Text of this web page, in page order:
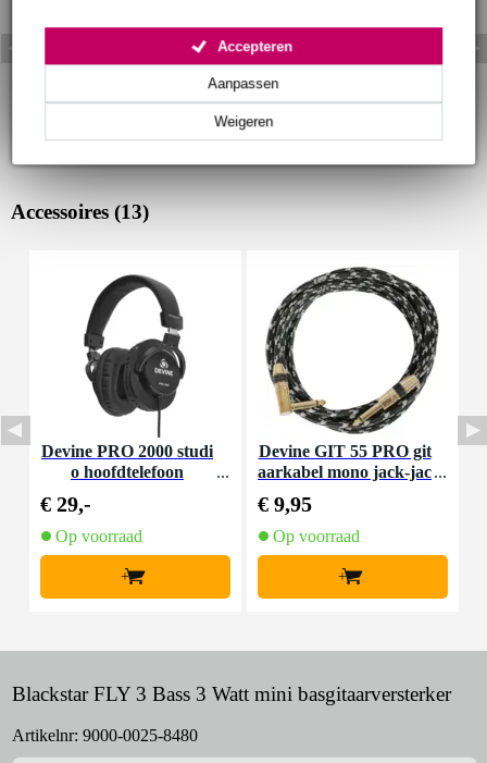
Weigeren
Aanpassen
Accepteren
Accessoires (13)
Devine PRO 2000 studi
o hoofdtelefoon
€ 29,-
Op voorraad
+
Devine GIT 55 PRO git
aarkabel mono jack-jac
€ 9,95
Op voorraad
+
Blackstar FLY 3 Bass 3 Watt mini basgitaarversterker
Artikelnr: 9000-0025-8480